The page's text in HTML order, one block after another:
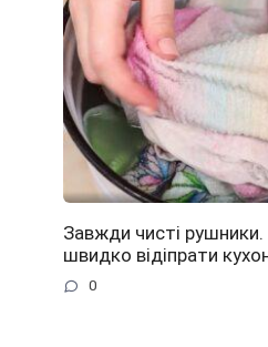
Завжди чисті рушники.
швидко відіпрати
0